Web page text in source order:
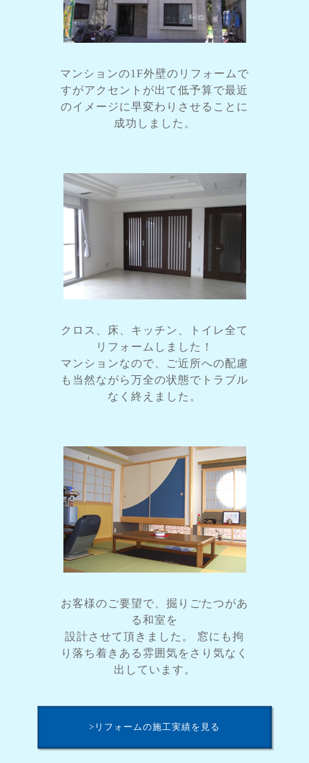
マンションの1F外壁のリフォームで
すがアクセントが出て低予算で最近
のイメージに早変わりさせることに
成功しました。
クロス、床、キッチン、トイレ全て
リフォームしました！
マンションなので、ご近所への配慮
も当然ながら万全の状態でトラブル
なく終えました。
お客様のご要望で、掘りごたつがあ
る和室を
設計させて頂きました。 窓にも拘
り落ち着きある雰囲気をさり気なく
出しています。
>リフォームの施工実績を見る